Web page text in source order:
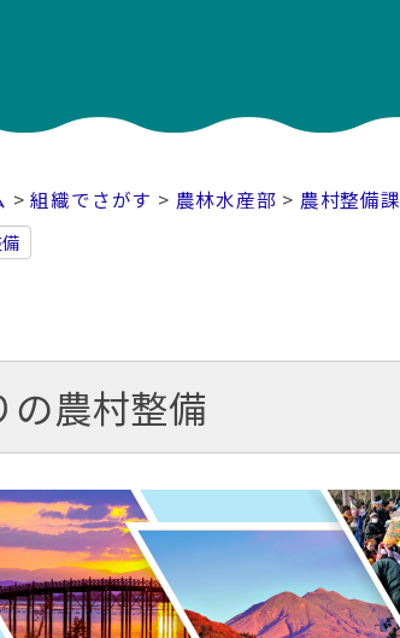
>組織でさがす > 農林水産部 > 農村整備課
の農村整備